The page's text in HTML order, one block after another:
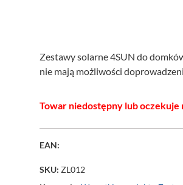
Zestawy solarne 4SUN do
nie mają możliwości
Towar niedostępny lub oczekuje
EAN:
SKU:ZL012